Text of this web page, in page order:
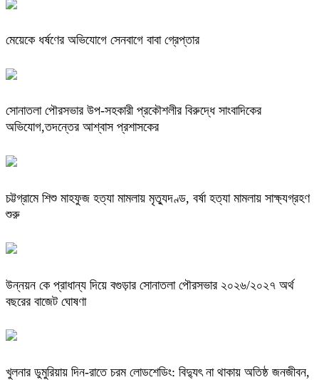
মেয়েকে ধর্ষণের অভিযোগে সেনবাগে বাবা গ্রেপ্তার
সোনাতলা পৌরসভার উপ-সহকারী প্রকৌশলীর বিরুদ্ধে সাংবাদিকের
অভিযোগ,তদন্তের আশ্বাস প্রশাসকের
চট্টগ্রামে শিশু মাহফুজ হত্যা মামলায় মৃত্যুদণ্ড, বর্ষা হত্যা মামলায় সাক্ষ্যগ্রহণ
শুরু
উন্নয়ন কে প্রাধান্য দিয়ে বগুড়ার সোনাতলা পৌরসভার ২০২৬/২০২৭ অর্থ
বছরের বাজেট ঘোষণা
খুলনার ডুমুরিয়ায় দিন-রাতে চরম লোডশেডিং: বিদ্যুৎ না থাকায় অতিষ্ঠ জনজীবন,